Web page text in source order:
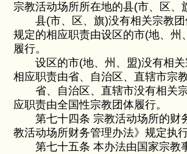
宗教活动场所所在地的县(市、区、
县(市、区、旗)没有相关宗教团
规定的相应职责由设区的市(地、州
履行。
设区的市(地、州、盟)没有相关
相应职责由省、自治区、直辖市宗
省、自治区、直辖市没有相关宗
应职责由全国性宗教团体履行。
第七十四条 宗教活动场所的财
教活动场所财务管理办法》规定执行
第七十五条 本办法由国家宗教